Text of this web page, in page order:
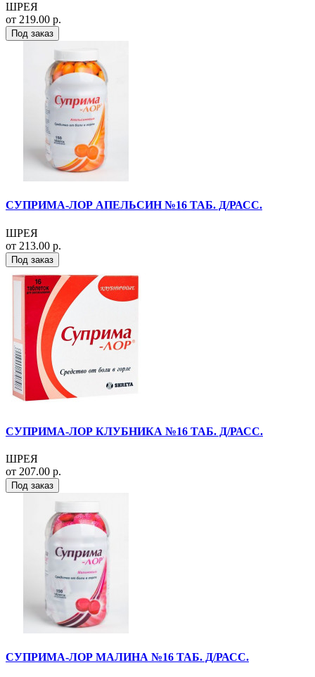
ШРЕЯ
от 219.00 р.
Под заказ
СУПРИМА-ЛОР АПЕЛЬСИН №16 ТАБ. Д/РАСС.
ШРЕЯ
от 213.00 р.
Под заказ
СУПРИМА-ЛОР КЛУБНИКА №16 ТАБ. Д/РАСС.
ШРЕЯ
от 207.00 р.
Под заказ
СУПРИМА-ЛОР МАЛИНА №16 ТАБ. Д/РАСС.